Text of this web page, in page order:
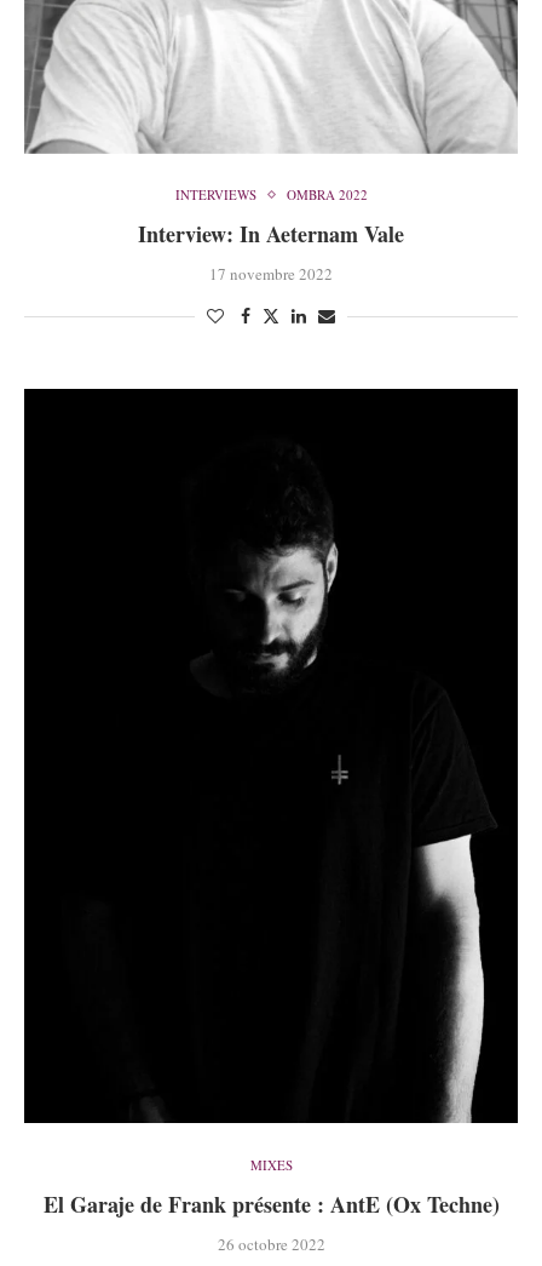
INTERVIEWS OMBRA 2022
Interview: In Aeternam Vale
17 novembre 2022
MIXES
El Garaje de Frank présente : AntE (Ox Techne)
26 octobre 2022